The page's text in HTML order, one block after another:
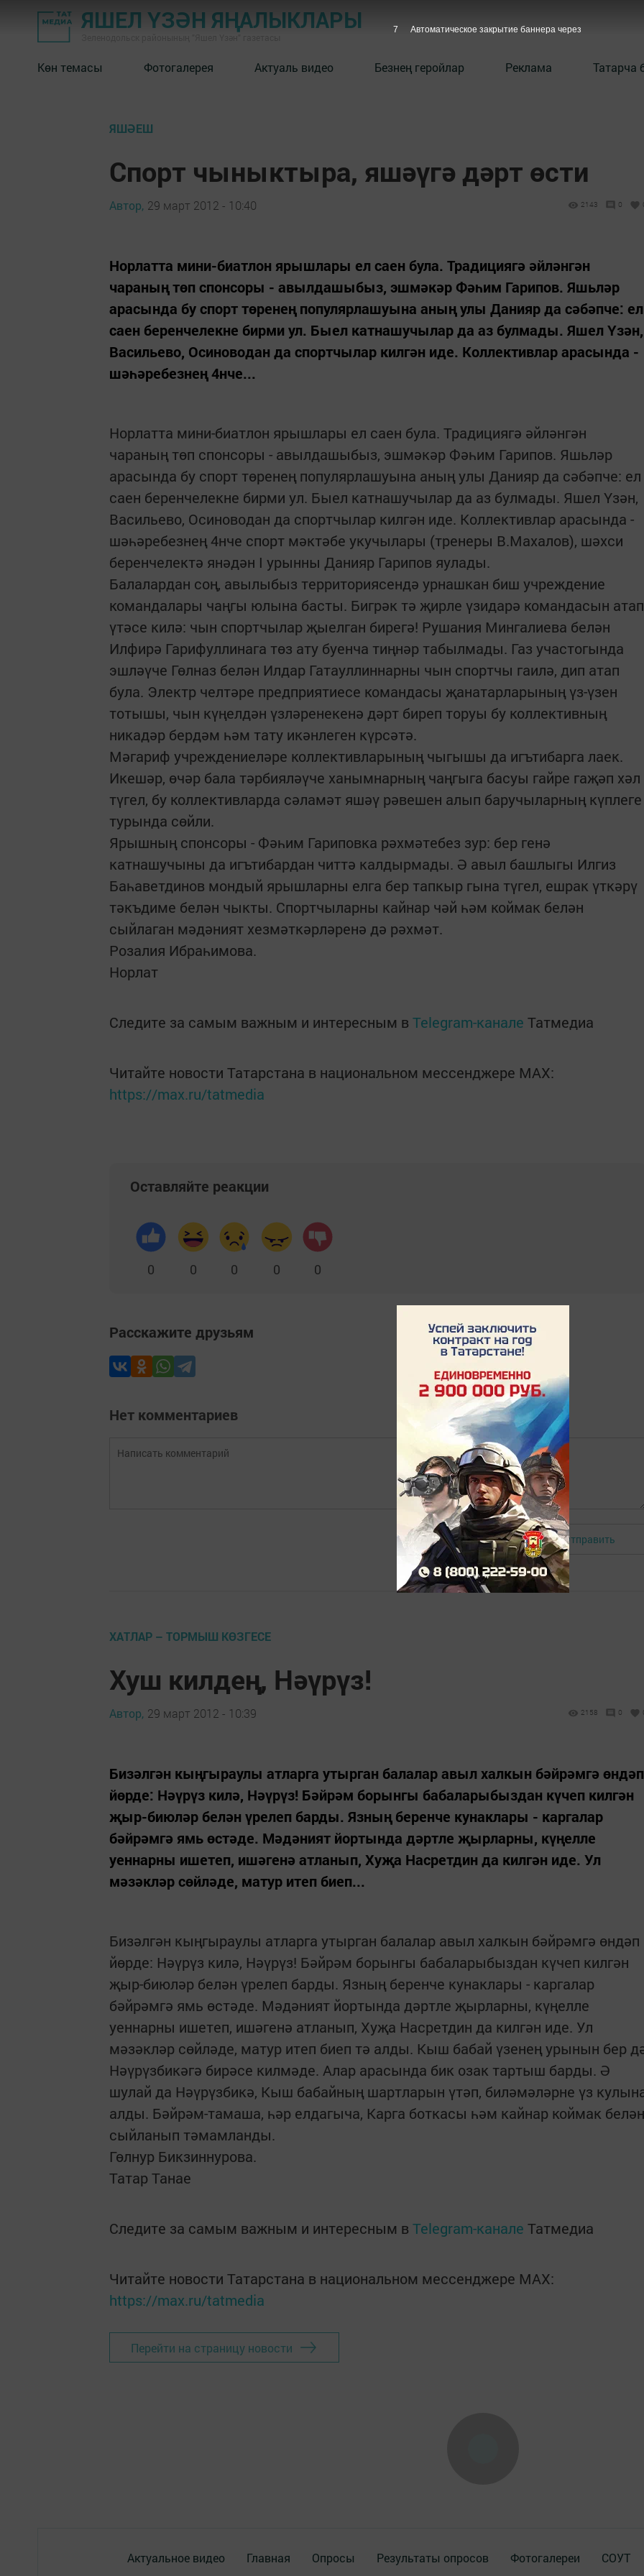
ЯШЕЛ ҮЗӘН ЯҢАЛЫКЛАРЫ
Көн темасы Фотогалерея Актуаль видео Безнең геройлар Реклама Татарча
ЯШӘЕШ
Спорт чыныктыра, яшәүгә дәрт өсти
Автор, 29 март 2012 - 10:40 2143 0
Норлатта мини-биатлон ярышлары ел саен була. Традициягә әйләнгән
чараның төп спонсоры - авылдашыбыз, эшмәкәр Фәһим Гарипов. Яшьләр
арасында бу спорт төренең популярлашуына аның улы Данияр да сәбәпче: ел
саен беренчелекне бирми ул. Быел катнашучылар да аз булмады. Яшел Үзән,
Васильево, Осиноводан да спортчылар килгән иде. Коллективлар арасында -
шәһәребезнең 4нче...
Норлатта мини-биатлон ярышлары ел саен була. Традициягә әйләнгән
чараның төп спонсоры - авылдашыбыз, эшмәкәр Фәһим Гарипов. Яшьләр
арасында бу спорт төренең популярлашуына аның улы Данияр да сәбәпче: ел
саен беренчелекне бирми ул. Быел катнашучылар да аз булмады. Яшел Үзән,
Васильево, Осиноводан да спортчылар килгән иде. Коллективлар арасында -
шәһәребезнең 4нче спорт мәктәбе укучылары (тренеры В.Махалов), шәхси
беренчелектә янәдән I урынны Данияр Гарипов яулады.
Балалардан соң, авылыбыз территориясендә урнашкан биш учреждение
командалары чаңгы юлына басты. Бигрәк тә җирле үзидарә командасын атап
үтәсе килә: чын спортчылар җыелган бирегә! Рушания Мингалиева белән
Илфирә Гарифуллинага төз ату буенча тиңнәр табылмады. Газ участогында
эшләүче Гөлназ белән Илдар Гатауллиннарны чын спортчы гаилә, дип атап
була. Электр челтәре предприятиесе командасы җанатарларының үз-үзен
тотышы, чын күңелдән үзләренекенә дәрт биреп торуы бу коллективның
никадәр бердәм һәм тату икәнлеген күрсәтә.
Мәгариф учреждениеләре коллективларының чыгышы да игътибарга лаек.
Икешәр, өчәр бала тәрбияләүче ханымнарның чаңгыга басуы гайре гаҗәп хәл
түгел, бу коллективларда сәламәт яшәү рәвешен алып баручыларның күплеге
турында сөйли.
Ярышның спонсоры - Фәһим Гариповка рәхмәтебез зур: бер генә
катнашучыны да игътибардан читтә калдырмады. Ә авыл башлыгы Илгиз
Баһаветдинов мондый ярышларны елга бер тапкыр гына түгел, ешрак үткәрү
тәкъдиме белән чыкты. Спортчыларны кайнар чәй һәм коймак белән
сыйлаган мәдәният хезмәткәрләренә дә рәхмәт.
Розалия Ибраһимова.
Норлат
Следите за самым важным и интересным в Telegram-канале Татмедиа
Читайте новости Татарстана в национальном мессенджере MАХ:
https://max.ru/tatmedia
Оставляйте реакции
0 0 0 0 0
Расскажите друзьям
Нет комментариев
Авторизоваться Отправить
ХАТЛАР – ТОРМЫШ КӨЗГЕСЕ
Хуш килдең, Нәүрүз!
Автор, 29 март 2012 - 10:39 2158 0
Бизәлгән кыңгыраулы атларга утырган балалар авыл халкын бәйрәмгә өндәп
йөрде: Нәүрүз килә, Нәүрүз! Бәйрәм борынгы бабаларыбыздан күчеп килгән
җыр-биюләр белән үрелеп барды. Язның беренче кунаклары - каргалар
бәйрәмгә ямь өстәде. Мәдәният йортында дәртле җырларны, күңелле
уеннарны ишетеп, ишәгенә атланып, Хуҗа Насретдин да килгән иде. Ул
мәзәкләр сөйләде, матур итеп биеп...
Бизәлгән кыңгыраулы атларга утырган балалар авыл халкын бәйрәмгә өндәп
йөрде: Нәүрүз килә, Нәүрүз! Бәйрәм борынгы бабаларыбыздан күчеп килгән
җыр-биюләр белән үрелеп барды. Язның беренче кунаклары - каргалар
бәйрәмгә ямь өстәде. Мәдәният йортында дәртле җырларны, күңелле
уеннарны ишетеп, ишәгенә атланып, Хуҗа Насретдин да килгән иде. Ул
мәзәкләр сөйләде, матур итеп биеп тә алды. Кыш бабай үзенең урынын бер
Нәүрүзбикәгә бирәсе килмәде. Алар арасында бик озак тартыш барды. Ә
шулай да Нәүрүзбикә, Кыш бабайның шартларын үтәп, биләмәләрне үз
алды. Бәйрәм-тамаша, һәр елдагыча, Карга боткасы һәм кайнар коймак белән
сыйланып тәмамланды.
Гөлнур Бикзиннурова.
Татар Танае
Следите за самым важным и интересным в Telegram-канале Татмедиа
Читайте новости Татарстана в национальном мессенджере MАХ:
https://max.ru/tatmedia
Перейти на страницу новости
Актуальное видео Главная Опросы Результаты опросов Фотогалереи СОУТ
7 Автоматическое закрытие баннера через